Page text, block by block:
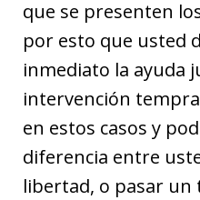
que se presenten
por esto que usted
inmediato la ayuda
intervención
en estos casos y
diferencia entre
libertad, o pasar un